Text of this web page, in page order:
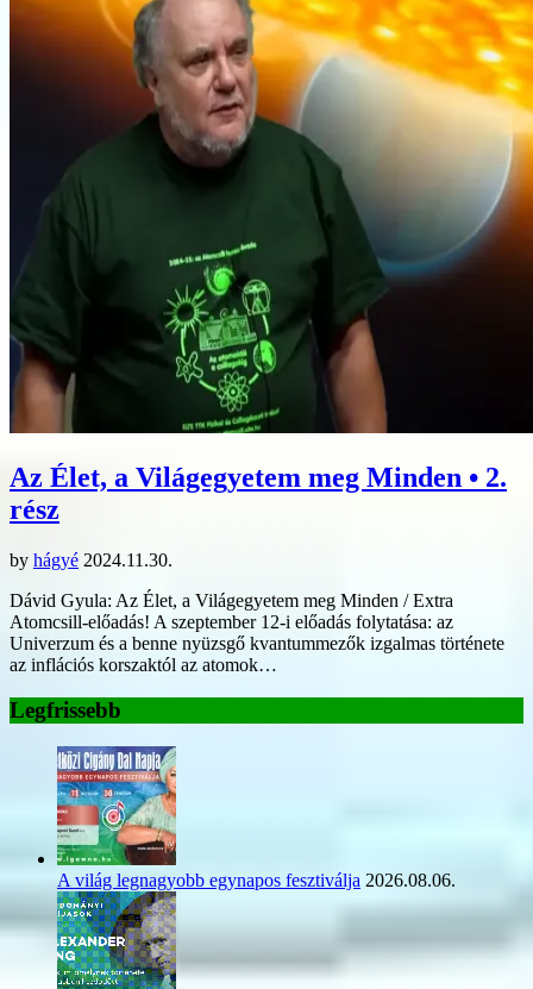
Az Élet, a Világegyetem meg Minden • 2.
rész
by hágyé 2024.11.30.
Dávid Gyula: Az Élet, a Világegyetem meg Minden / Extra
Atomcsill-előadás! A szeptember 12-i előadás folytatása: az
Univerzum és a benne nyüzsgő kvantummezők izgalmas története
az inflációs korszaktól az atomok…
Legfrissebb
A világ legnagyobb egynapos fesztiválja 2026.08.06.